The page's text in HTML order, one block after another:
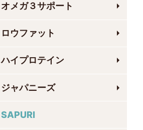
オメガ３サポート
ロウファット
ハイプロテイン
ジャパニーズ
SAPURI